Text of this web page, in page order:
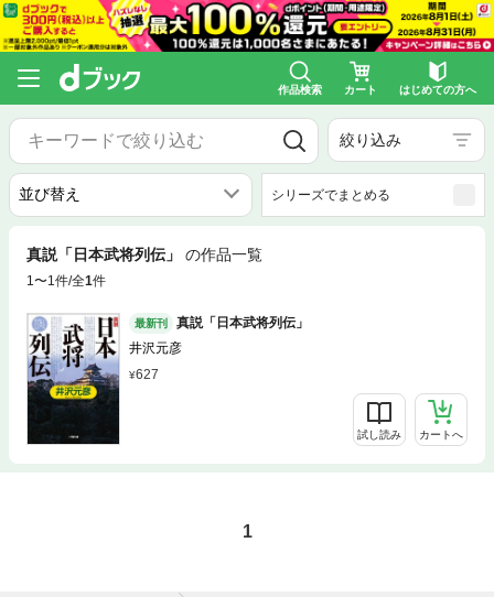
作品検索 カート はじめての方へ
絞り込み
シリーズでまとめる
真説「日本武将列伝」 の作品一覧
1〜1件/全1件
最新刊
真説「日本武将列伝」
井沢元彦
627
試し読み カートへ
1